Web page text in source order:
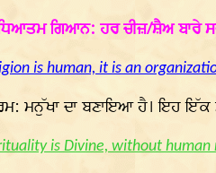
ਗਿਆਨ: ਹਰ ਚੀਜ਼/ਸ਼ੈਅ ਬਾਰੇ
is human, it is an
ਮਨੁੱਖਾ ਦਾ ਬਣਾਇਆ ਹੈ। ਇਹ ਇੱਕ
is Divine, without human